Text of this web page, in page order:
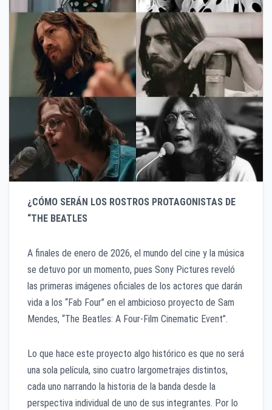
¿CÓMO SERÁN LOS ROSTROS PROTAGONISTAS DE
“THE BEATLES
A finales de enero de 2026, el mundo del cine y la música
se detuvo por un momento, pues Sony Pictures reveló
las primeras imágenes oficiales de los actores que darán
vida a los “Fab Four” en el ambicioso proyecto de Sam
Mendes, “The Beatles: A Four-Film Cinematic Event”.
​Lo que hace este proyecto algo histórico es que no será
una sola película, sino cuatro largometrajes distintos,
cada uno narrando la historia de la banda desde la
perspectiva individual de uno de sus integrantes. Por lo